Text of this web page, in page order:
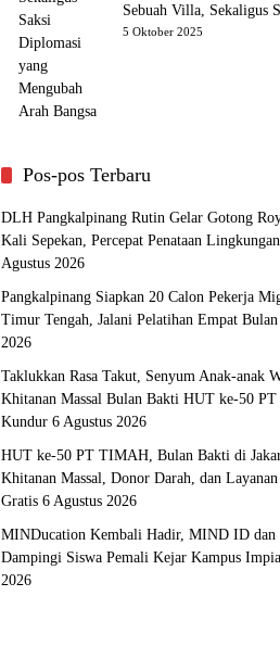
Sebuah Villa, Sekaligus
Diplomasi yang
5 Oktober 2025
Pos-pos Terbaru
DLH Pangkalpinang Rutin Gelar Gotong
Kali Sepekan, Percepat Penataan
Agustus 2026
Pangkalpinang Siapkan 20 Calon Pekerja
Timur Tengah, Jalani Pelatihan Empat Bulan
2026
Taklukkan Rasa Takut, Senyum Anak-anak
Khitanan Massal Bulan Bakti HUT ke-50
Kundur 6 Agustus 2026
HUT ke-50 PT TIMAH, Bulan Bakti di
Khitanan Massal, Donor Darah, dan Layanan
Gratis 6 Agustus 2026
MINDucation Kembali Hadir, MIND ID
Dampingi Siswa Pemali Kejar Kampus
2026